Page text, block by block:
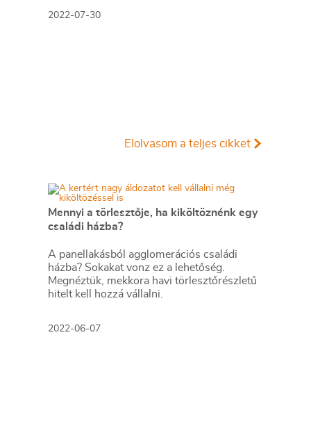
2022-07-30
Elolvasom a teljes cikket
Mennyi a törlesztője, ha kiköltöznénk egy
családi házba?
A panellakásból agglomerációs családi
házba? Sokakat vonz ez a lehetőség.
Megnéztük, mekkora havi törlesztőrészletű
hitelt kell hozzá vállalni.
2022-06-07